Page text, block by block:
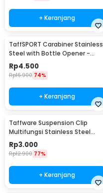
+ Keranjang
TaffSPORT Carabiner Stainless
Steel with Bottle Opener -
ED25
Rp4.500
Rp16.900 74%
+ Keranjang
Taffware Suspension Clip
Multifungsi Stainless Steel
with Key Ring - SN61
Rp3.000
Rp12.900 77%
+ Keranjang